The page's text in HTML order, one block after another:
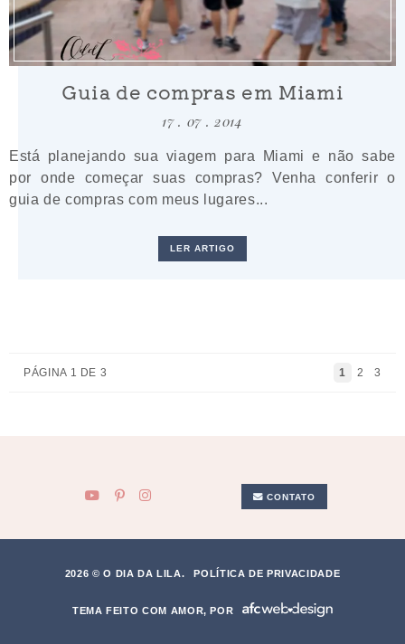
Guia de compras em Miami
17 . 07 . 2014
Está planejando sua viagem para Miami e não sabe
por onde começar suas compras? Venha conferir o
guia de compras com meus lugares...
LER ARTIGO
PÁGINA 1 DE 3 1 2 3
CONTATO
2026 © O DIA DA LILA. POLÍTICA DE PRIVACIDADE
TEMA FEITO COM AMOR, POR